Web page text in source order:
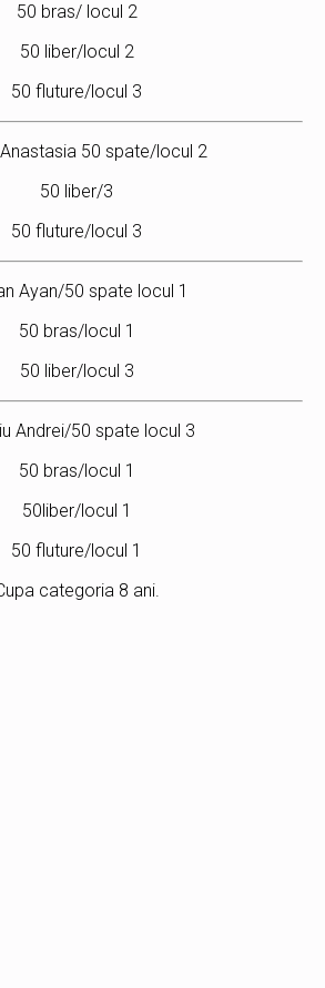
50 bras/ locul 2
50 liber/locul 2
50 fluture/locul 3
50 spate/locul 2
50 liber/3
50 fluture/locul 3
Ayan/50 spate locul 1
50 bras/locul 1
50 liber/locul 3
Andrei/50 spate locul 3
50 bras/locul 1
50liber/locul 1
50 fluture/locul 1
categoria 8 ani.